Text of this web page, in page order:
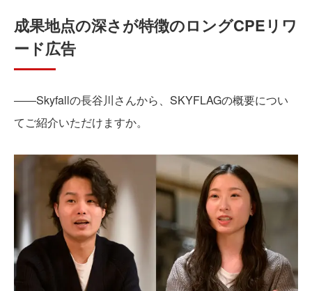
成果地点の深さが特徴のロングCPEリワ
ード広告
――Skyfallの長谷川さんから、SKYFLAGの概要につい
てご紹介いただけますか。